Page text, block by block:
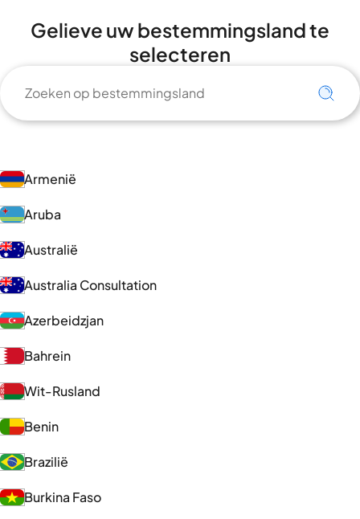
Gelieve uw bestemmingsland te
selecteren
Armenië
Aruba
Australië
Australia Consultation
Azerbeidzjan
Bahrein
Wit-Rusland
Benin
Brazilië
Burkina Faso